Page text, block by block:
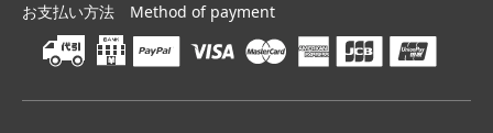
お支払い方法 Method of payment